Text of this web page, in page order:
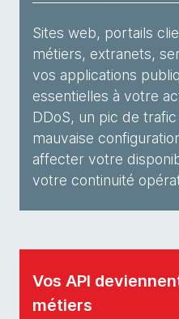
Sites web, portails
métiers, extranets,
vos applications
essentielles à votre
DDoS, un pic de
mauvaise
affecter votre
votre continuité
Vos API
métiers